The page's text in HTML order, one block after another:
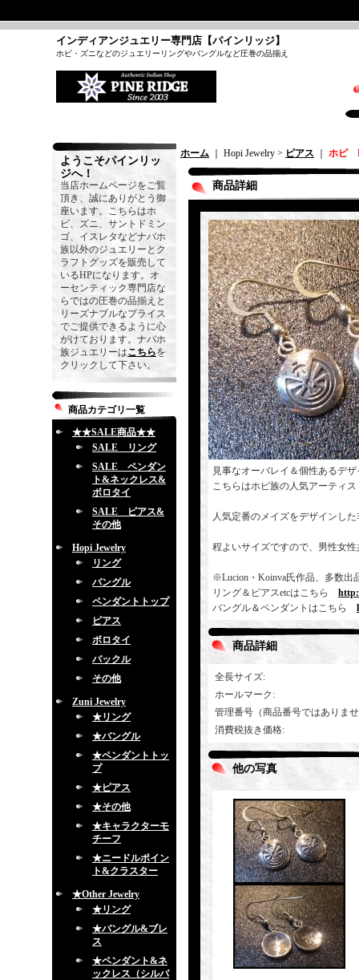
インディアンジュエリー専門店【パインリッジ】
ホピ・ズニなどのジュエリーリングやバングルなど圧巻の品揃え
ようこそパインリッ
ジへ！
当店ホームページをご覧
頂き、誠にありがとう御
座います。こちらはホ
ピ、ズニ、サントドミン
ゴ、イスレタなどナバホ
族以外のジュエリーとク
ラフトグッズを販売して
いるHPになります。オ
ーセンティック専門店な
らではの圧巻の品揃えと
リーズナブルなプライス
でご提供できるように心
がけております。ナバホ
族ジュエリーはこちらを
クリックして下さい。
商品カテゴリ一覧
★★SALE商品★★
SALE リング
SALE ペンダン
ト&ネックレス&
ボロタイ
SALE ピアス&
その他
Hopi Jewelry
リング
バングル
ペンダントトップ
ピアス
ボロタイ
バックル
その他
Zuni Jewelry
★リング
★バングル
★ペンダントトッ
プ
★ピアス
★その他
★キャラクターモ
チーフ
★ニードルポイン
ト&クラスター
★Other Jewelry
★リング
★バングル&ブレ
ス
★ペンダント&ネ
ックレス（シルバ
ホーム ｜ Hopi Jewelry > ピアス ホピ
商品詳細
見事なオーバレイ＆個性あるデ
こちらはホピ族の人気アーティ
人気定番のメイズをデザインし
程よいサイズですので、男性女
※Lucion・Koinva氏作品、多数出
リング＆ピアスetcはこちら
バングル＆ペンダントはこちら
商品詳細
全長サイズ:
ホールマーク :
管理番号（商品番号ではありま
消費税抜き価格:
他の写真